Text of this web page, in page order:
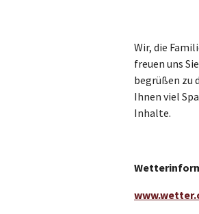
Wir, die
freuen uns
begrüßen zu
Ihnen viel
Inhalte.